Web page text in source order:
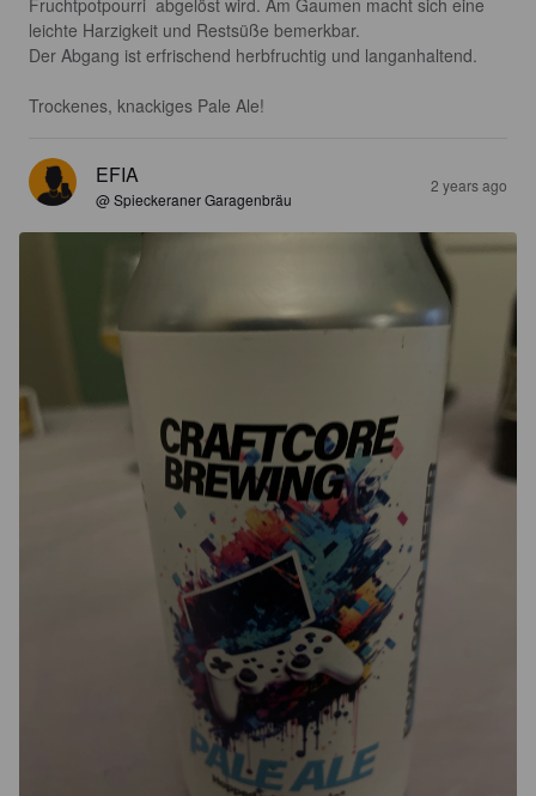
leichte Harzigkeit und Restsüße bemerkbar.
Der Abgang ist erfrischend herbfruchtig und langanhaltend.
Trockenes, knackiges Pale Ale!
EFIA
@ Spieckeraner Garagenbräu
2 years ago